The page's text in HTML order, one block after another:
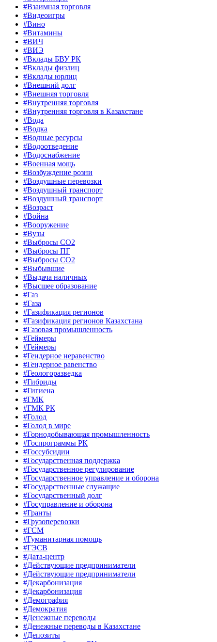
#Взаимная торговля
#Видеоигры
#Вино
#Витамины
#ВИЧ
#ВИЭ
#Вклады БВУ РК
#Вклады физлиц
#Вклады юрлиц
#Внешний долг
#Внешняя торговля
#Внутренняя торговля
#Внутренняя торговля в Казахстане
#Вода
#Водка
#Водные ресурсы
#Водоотведение
#Водоснабжение
#Военная мощь
#Возбуждение розни
#Воздушные перевозки
#Воздушный транспорт
#Воздушный транспорт
#Возраст
#Война
#Вооружение
#Вузы
#Выбросы CO2
#Выбросы ПГ
#Выбросы СО2
#Выбывшие
#Выдача наличных
#Высшее образование
#Газ
#Газа
#Газификация регионов
#Газификация регионов Казахстана
#Газовая промышленность
#Геймеры
#Геймеры
#Гендерное неравенство
#Гендерное равенство
#Геологоразведка
#Гибриды
#Гигиена
#ГМК
#ГМК РК
#Голод
#Голод в мире
#Горнодобывающая промышленность
#Госпрограммы РК
#Госсубсидии
#Государственная поддержка
#Государственное регулирование
#Государственное управление и оборона
#Государственные служащие
#Государственный долг
#Госуправление и оборона
#Гранты
#Грузоперевозки
#ГСМ
#Гуманитарная помощь
#ГЭСВ
#Дата-центр
#Действующие предприниматели
#Действующие предприниматели
#Декарбонизация
#Декарбонизация
#Демография
#Демократия
#Денежные переводы
#Денежные переводы в Казахстане
#Депозиты